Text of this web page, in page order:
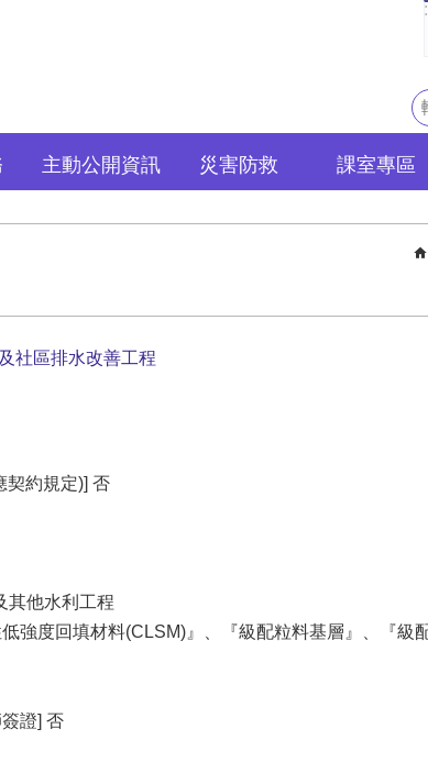
主動公開資訊 災害防救 課室專區
社區排水改善工程
契約規定)] 否
其他水利工程
強度回填材料(CLSM)』、『級配粒料基層』、『級
證] 否